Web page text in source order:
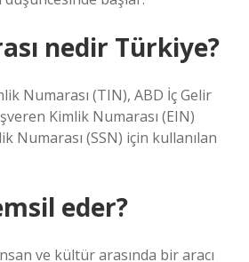
nedir Türkiye?
Numarası (TIN), ABD İç Gelir
Kimlik Numarası (EIN)
Numarası (SSN) için kullanılan
eder?
ve kültür arasında bir aracı